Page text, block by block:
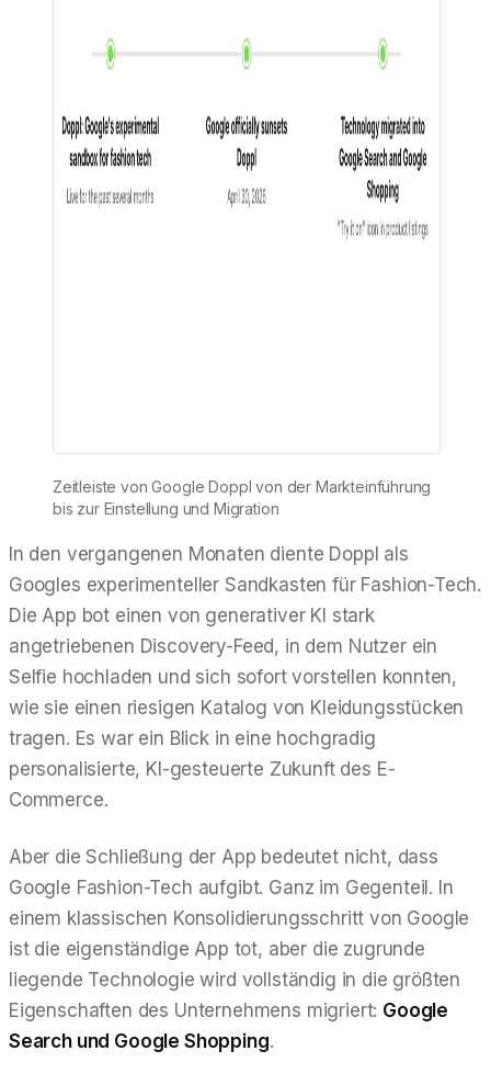
Zeitleiste von Google Doppl von der Markteinführung
bis zur Einstellung und Migration
In den vergangenen Monaten diente Doppl als
Googles experimenteller Sandkasten für Fashion-Tech.
Die App bot einen von generativer KI stark
angetriebenen Discovery-Feed, in dem Nutzer ein
Selfie hochladen und sich sofort vorstellen konnten,
wie sie einen riesigen Katalog von Kleidungsstücken
tragen. Es war ein Blick in eine hochgradig
personalisierte, KI-gesteuerte Zukunft des E-
Commerce.
Aber die Schließung der App bedeutet nicht, dass
Google Fashion-Tech aufgibt. Ganz im Gegenteil. In
einem klassischen Konsolidierungsschritt von Google
ist die eigenständige App tot, aber die zugrunde
liegende Technologie wird vollständig in die größten
Eigenschaften des Unternehmens migriert: Google
Search und Google Shopping.